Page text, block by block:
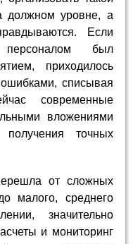
должном уровне, а
Если
был
приходилось
списывая
современные
вложениями
точных
от сложных
малого, среднего
значительно
и мониторинг